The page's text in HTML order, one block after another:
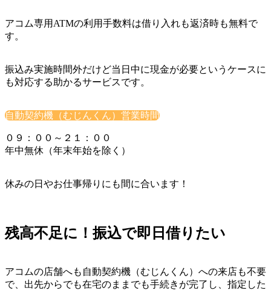
アコム専用ATMの利用手数料は借り入れも返済時も無料で
す。
振込み実施時間外だけど当日中に現金が必要というケースに
も対応する助かるサービスです。
自動契約機（むじんくん）営業時間
０９：００～２１：００
年中無休（年末年始を除く）
休みの日やお仕事帰りにも間に合います！
残高不足に！振込で即日借りたい
アコムの店舗へも自動契約機（むじんくん）への来店も不要
で、出先からでも在宅のままでも手続きが完了し、指定した